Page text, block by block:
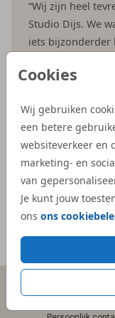
Cookies
Wij gebruiken
een betere
websiteverkeer en
marketing- en
van
Je kunt jouw
ons ons
“Wij zijn heel
Studio Dijs. We
iets bijzonderder
de proefdruk als
- Kelly